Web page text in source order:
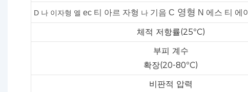
D 나 이자형 엘 ec 티 아르 자형 나 기음 C 영형 N 에스 티 에이
체적 저항률(25ºC)
부피 계수
확장(20-80ºC)
비판적 압력